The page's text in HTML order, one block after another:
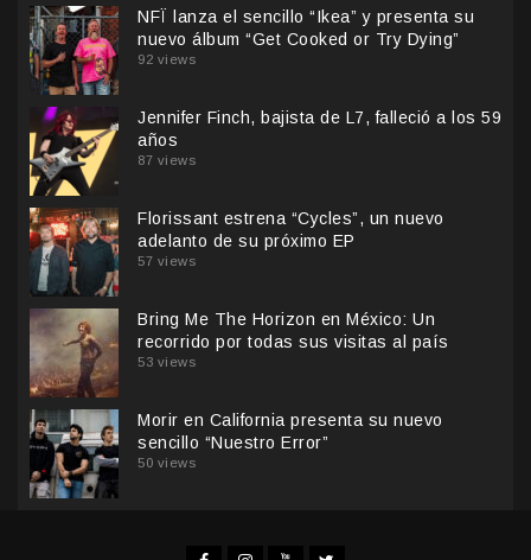
NFÏ lanza el sencillo “Ikea” y presenta su
nuevo álbum “Get Cooked or Try Dying”
92 views
Jennifer Finch, bajista de L7, falleció a los 59
años
87 views
Florissant estrena “Cycles”, un nuevo
adelanto de su próximo EP
57 views
Bring Me The Horizon en México: Un
recorrido por todas sus visitas al país
53 views
Morir en California presenta su nuevo
sencillo “Nuestro Error”
50 views